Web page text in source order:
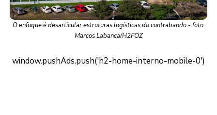
O enfoque é desarticular estruturas logísticas do contrabando - foto:
Marcos Labanca/H2FOZ